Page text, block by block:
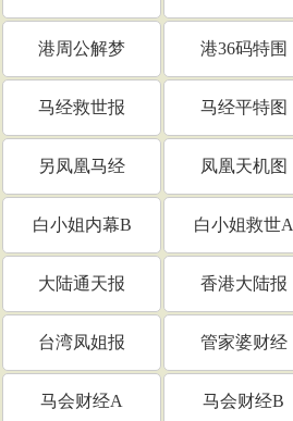
港周公解梦 港36码特围
马经救世报 马经平特图
另凤凰马经 凤凰天机图
白小姐内幕B 白小姐救世A
大陆通天报 香港大陆报
台湾凤姐报 管家婆财经
马会财经A 马会财经B